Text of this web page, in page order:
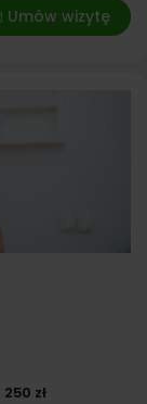
Umów wizytę
250 zł